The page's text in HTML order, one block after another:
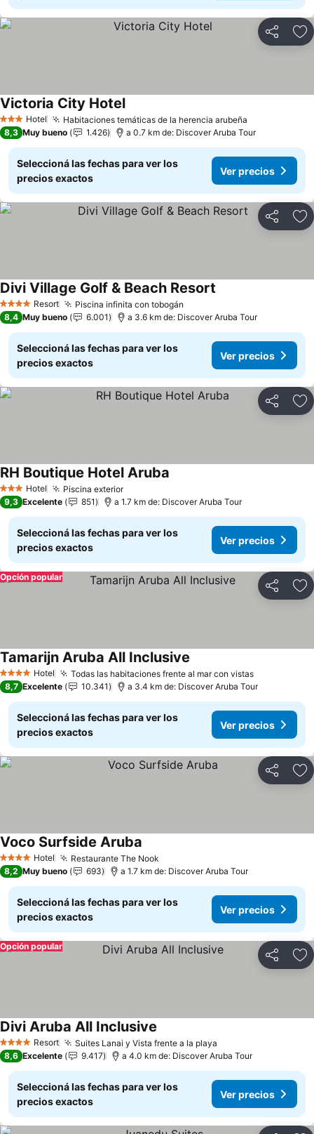
Compartir
3 Estrellas
Hotel Habitaciones temáticas de la herencia arubeña
Victoria City Hotel
8,3 Muy bueno 1.426 a 0.7 km de: Discover Aruba Tour
Seleccioná las fechas para ver los
precios exactos
Ver precios
Compartir
4 EstrellasResort Piscina infinita con tobogán
Divi Village Golf & Beach Resort
8,4 Muy bueno 6.001 a 3.6 km de: Discover Aruba Tour
Seleccioná las fechas para ver los
precios exactos
Ver precios
Compartir
3 Estrellas
Hotel Piscina exterior
RH Boutique Hotel Aruba
9,3 Excelente 851 a 1.7 km de: Discover Aruba Tour
Seleccioná las fechas para ver los
precios exactos
Ver precios
Compartir
Opción popular
4 EstrellasHotel Todas las habitaciones frente al mar con vistas
Tamarijn Aruba All Inclusive
8,7 Excelente 10.341 a 3.4 km de: Discover Aruba Tour
Seleccioná las fechas para ver los
precios exactos
Ver precios
Compartir
4 EstrellasHotel Restaurante The Nook
Voco Surfside Aruba
8,2 Muy bueno 693 a 1.7 km de: Discover Aruba Tour
Seleccioná las fechas para ver los
precios exactos
Ver precios
Compartir
Opción popular
4 EstrellasResort Suites Lanai y Vista frente a la playa
Divi Aruba All Inclusive
8,6 Excelente 9.417 a 4.0 km de: Discover Aruba Tour
Seleccioná las fechas para ver los
precios exactos
Ver precios